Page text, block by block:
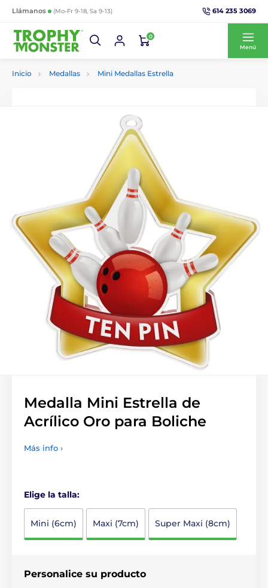
Llámanos (Mo-Fr 9-18, Sa 9-13) 614 235 3069
0
Menú
Inicio Medallas Mini Medallas Estrella
Medalla Mini Estrella de
Acrílico Oro para Boliche
Más info ›
Elige la talla:
Mini (6cm) Maxi (7cm) Super Maxi (8cm)
Personalice su producto